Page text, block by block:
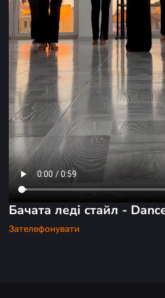
Бачата леді стайл -
Зателефонувати